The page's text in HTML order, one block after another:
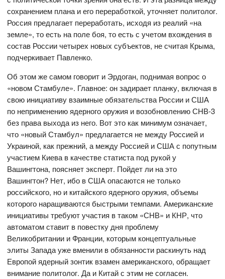
сохранением плана и его переработкой, уточняет политолог.
Россия предлагает переработать, исходя из реалий «на
земле», то есть на поле боя, то есть с учетом вхождения в
состав России четырех новых субъектов, не считая Крыма,
подчеркивает Павленко.
Об этом же самом говорит и Эрдоган, поднимая вопрос о
«новом Стамбуле». Главное: он задирает планку, включая в
свою инициативу взаимные обязательства России и США
по неприменению ядерного оружия и возобновлению СНВ-3
без права выхода из него. Вот это как минимум означает,
что «новый Стамбул» предлагается не между Россией и
Украиной, как прежний, а между Россией и США с попутным
участием Киева в качестве статиста под рукой у
Вашингтона, поясняет эксперт. Пойдет ли на это
Вашингтон? Нет, ибо в США опасаются не только
российского, но и китайского ядерного оружия, объемы
которого наращиваются быстрыми темпами. Американские
инициативы требуют участия в таком «СНВ» и КНР, что
автоматом ставит в повестку дня проблему
Великобритании и Франции, которым концептуальные
элиты Запада уже вменили в обязанности раскинуть над
Европой ядерный зонтик взамен американского, обращает
внимание политолог. Да и Китай с этим не согласен.